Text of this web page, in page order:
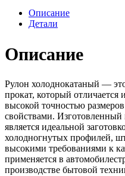
Описание
Детали
Описание
Рулон холоднокатаный —
прокат, который отличается
высокой точностью
свойствами.
является идеальной
холодногнутых профилей,
высокими требованиями к
применяется в
производстве бытовой